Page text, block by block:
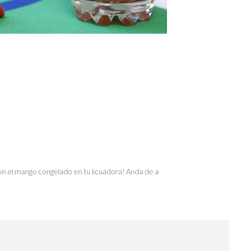
el mango congelado en tu licuadora! Anda de a